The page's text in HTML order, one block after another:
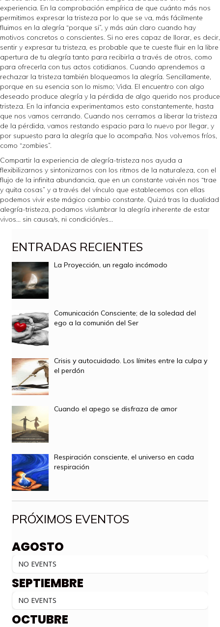
experiencia. En la comprobación empírica de que cuánto más nos
permitimos expresar la tristeza por lo que se va, más fácilmente
fluimos en la alegría “porque si”, y más aún claro cuando hay
motivos concretos o conscientes. Si no eres capaz de llorar, es decir,
sentir y expresar tu tristeza, es probable que te cueste fluir en la libre
apertura de tu alegría tanto para recibirla a través de otros, como
para ofrecerla con tus actos cotidianos. Cuando aprendemos a
rechazar la tristeza también bloqueamos la alegría. Sencillamente,
porque en su esencia son lo mismo; Vida. El encuentro con algo
deseado produce alegría y la pérdida de algo querido nos produce
tristeza. En la infancia experimentamos esto constantemente, hasta
que nos vamos cerrando. Cuando nos cerramos a liberar la tristeza
de la pérdida, vamos restando espacio para lo nuevo por llegar, y
por supuesto para la alegría que lo acompaña. Nos volvemos fríos,
como “zombies”.
Compartir la experiencia de alegría-tristeza nos ayuda a
flexibilizarnos y sintonizarnos con los ritmos de la naturaleza, con el
flujo de la infinita abundancia, que en un constante vaivén nos “trae
y quita cosas” y a través del vínculo que establecemos con ellas
podemos vivir este mágico cambio constante. Quizá tras la dualidad
alegría-tristeza, podamos vislumbrar la alegría inherente de estar
vivos… sin causa/s, ni condición/es…
ENTRADAS RECIENTES
La Proyección, un regalo incómodo
Comunicación Consciente; de la soledad del
ego a la comunión del Ser
Crisis y autocuidado. Los límites entre la culpa y
el perdón
Cuando el apego se disfraza de amor
Respiración consciente, el universo en cada
respiración
PRÓXIMOS EVENTOS
AGOSTO
NO EVENTS
SEPTIEMBRE
NO EVENTS
OCTUBRE